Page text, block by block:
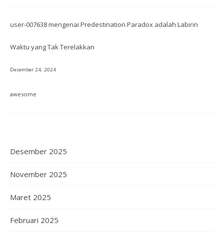
user-007638mengenai Predestination Paradox adalah Labirin
Waktu yang Tak Terelakkan
Desember 24, 2024
awesome
Desember 2025
November 2025
Maret 2025
Februari 2025